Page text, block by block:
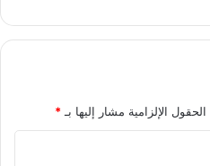
الحقول الإلزامية مشار إليها بـ*